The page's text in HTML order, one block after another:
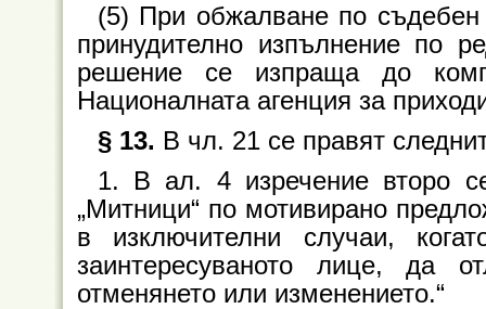
(5) При обжалване по съдебен
принудително изпълнение по
решение се изпраща до
Националната агенция за
§ 13. В чл. 21 се правят
1. В ал. 4 изречение второ
„Митници“ по мотивирано
в изключителни случаи,
заинтересуваното лице, да
отменянето или изменението.“